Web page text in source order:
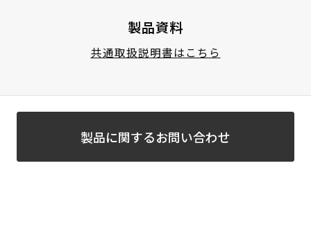
製品資料
共通取扱説明書はこちら
製品に関するお問い合わせ